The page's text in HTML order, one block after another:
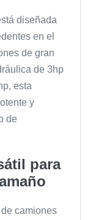
diseñada
en el
de gran
de 3hp
esta
y
de
para
camiones